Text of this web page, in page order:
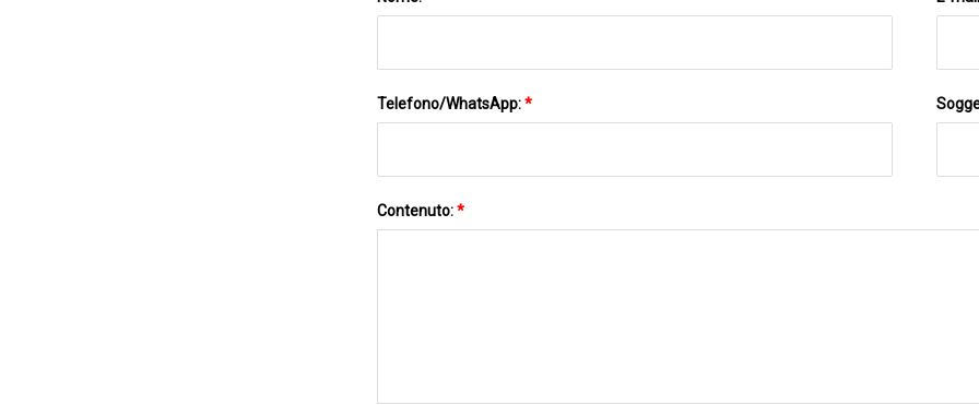
Telefono/WhatsApp:*
Contenuto:*